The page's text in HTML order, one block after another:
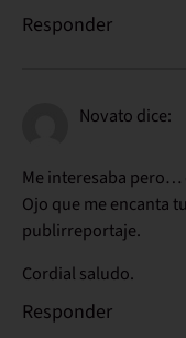
Responder
Novato dice:
Me interesaba pero…
Ojo que me encanta
publirreportaje.
Cordial saludo.
Responder